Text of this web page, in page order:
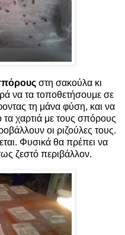
στη σακούλα κι
να τα τοποθετήσουμε σε
τη μάνα φύση, και να
χαρτιά με τους σπόρους
οι ριζούλες τους.
Φυσικά θα πρέπει να
ζεστό περιβάλλον.